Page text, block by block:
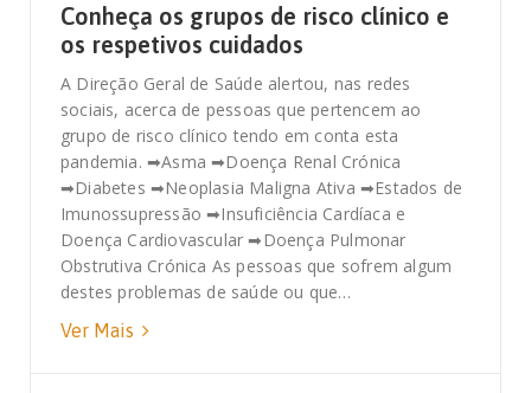
Conheça os grupos de risco clínico e
os respetivos cuidados
A Direção Geral de Saúde alertou, nas redes
sociais, acerca de pessoas que pertencem ao
grupo de risco clínico tendo em conta esta
pandemia. ➡Asma ➡Doença Renal Crónica
➡Diabetes ➡Neoplasia Maligna Ativa ➡Estados de
Imunossupressão ➡Insuficiência Cardíaca e
Doença Cardiovascular ➡Doença Pulmonar
Obstrutiva Crónica As pessoas que sofrem algum
destes problemas de saúde ou que…
Ver Mais